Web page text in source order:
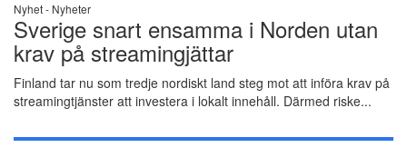
Nyhet - Nyheter
Sverige snart ensamma i Norden utan
krav på streamingjättar
Finland tar nu som tredje nordiskt land steg mot att införa krav på
streamingtjänster att investera i lokalt innehåll. Därmed riske...